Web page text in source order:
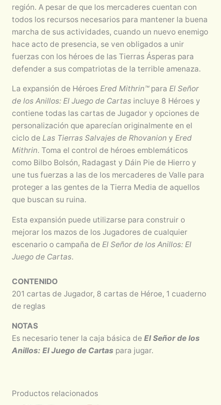
región. A pesar de que los mercaderes cuentan con
todos los recursos necesarios para mantener la buena
marcha de sus actividades, cuando un nuevo enemigo
hace acto de presencia, se ven obligados a unir
fuerzas con los héroes de las Tierras Ásperas para
defender a sus compatriotas de la terrible amenaza.
La expansión de Héroes Ered Mithrin™para El Señor
de los Anillos: El Juego de Cartasincluye 8 Héroes y
contiene todas las cartas de Jugador y opciones de
personalización que aparecían originalmente en el
ciclo de Las Tierras Salvajes de Rhovanion y Ered
Mithrin. Toma el control de héroes emblemáticos
como Bilbo Bolsón, Radagast y Dáin Pie de Hierro y
une tus fuerzas a las de los mercaderes de Valle para
proteger a las gentes de la Tierra Media de aquellos
que buscan su ruina.
Esta expansión puede utilizarse para construir o
mejorar los mazos de los Jugadores de cualquier
escenario o campaña de El Señor de los Anillos: El
Juego de Cartas.
CONTENIDO
201 cartas de Jugador, 8 cartas de Héroe, 1 cuaderno
de reglas
NOTAS
Es necesario tener la caja básica de El Señor de los
Anillos: El Juego de Cartas para jugar.
Productos relacionados